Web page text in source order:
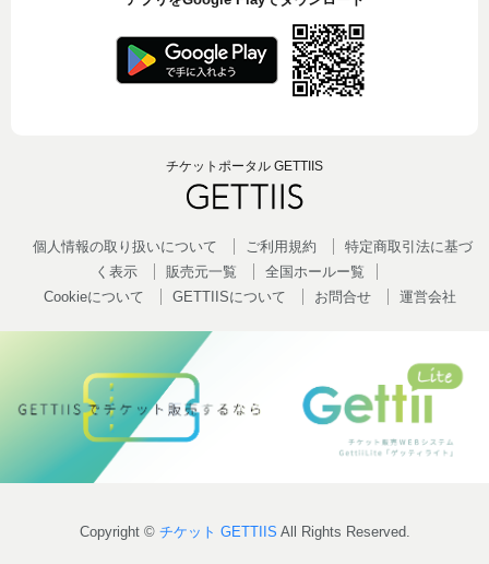
チケットポータル GETTIIS
個人情報の取り扱いについて ご利用規約
特定商取引法に基づ
く表示
販売元一覧
全国ホールー覧
Cookieについて
GETTIISについて お問合せ 運営会社
Copyright © チケット GETTIIS All Rights Reserved.